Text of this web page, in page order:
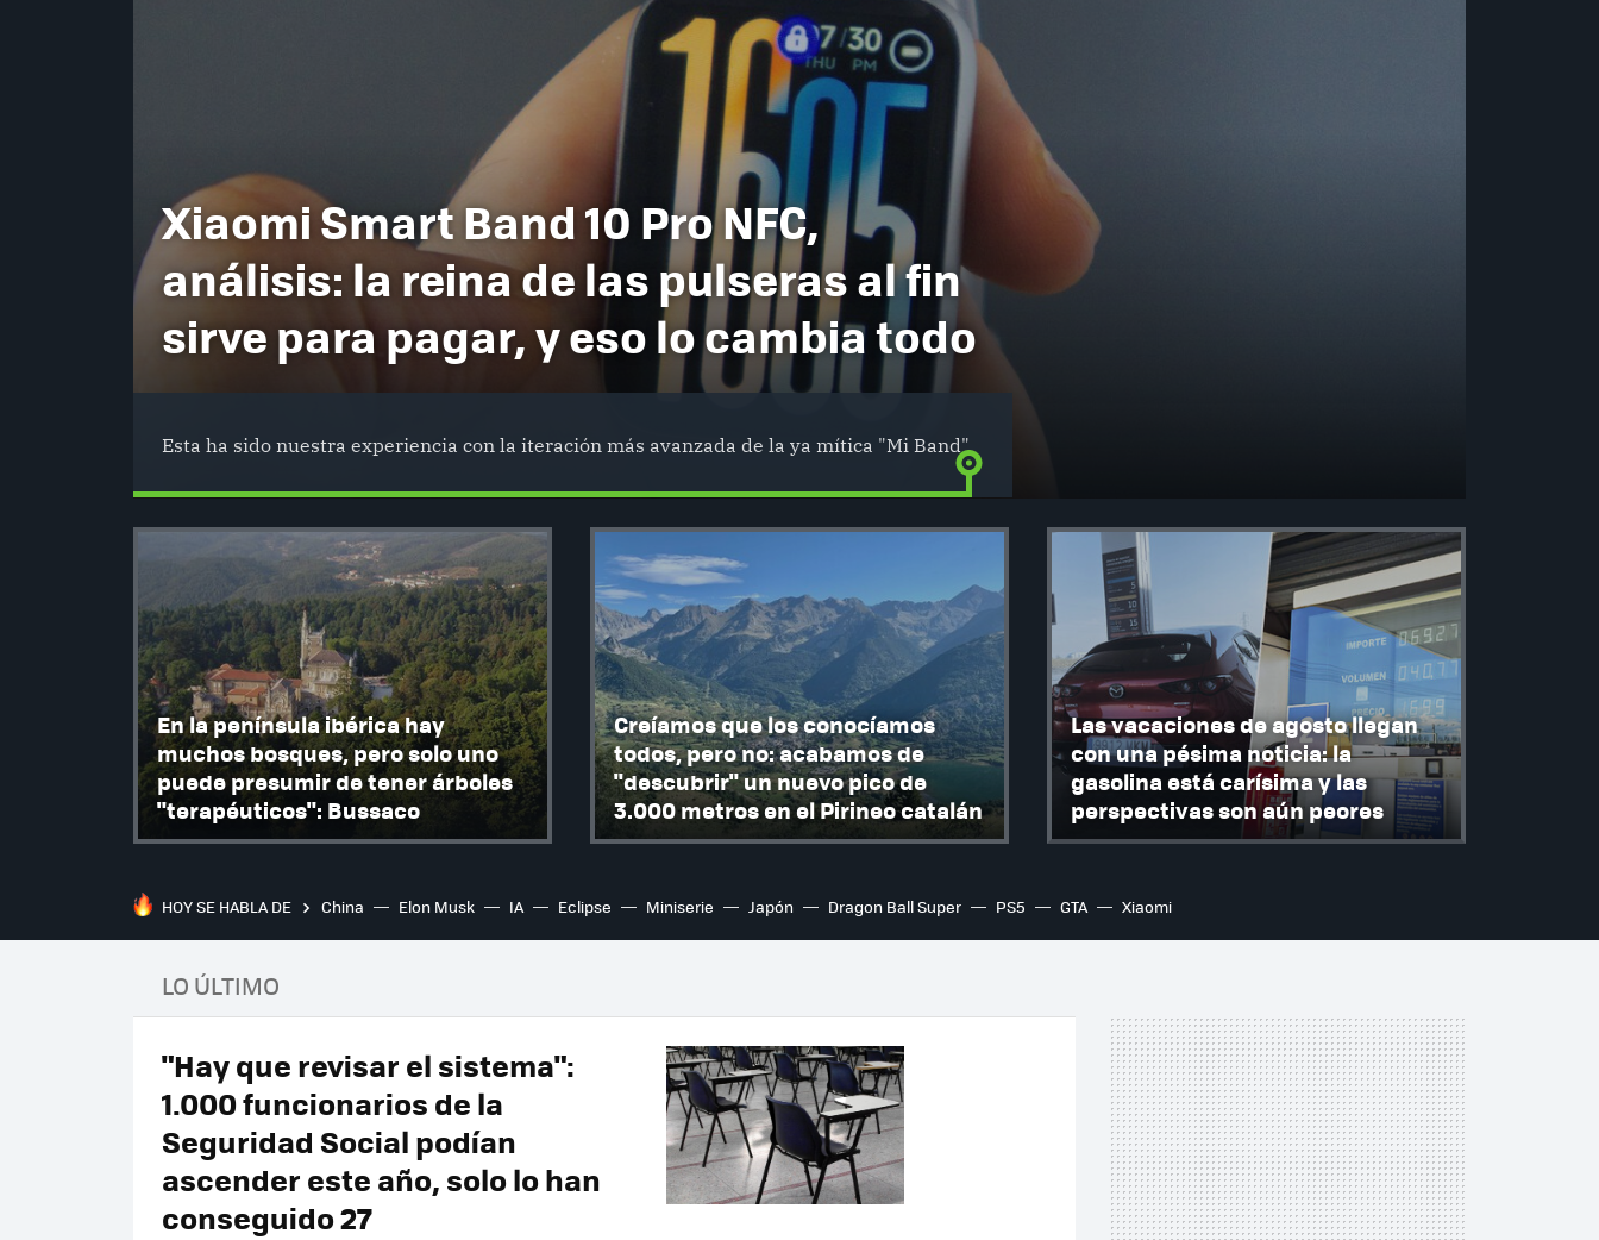
Xiaomi Smart Band 10 Pro NFC,
análisis: la reina de las pulseras al fin
sirve para pagar, y eso lo cambia todo
Esta ha sido nuestra experiencia con la iteración más avanzada de la ya mítica "Mi Band"
En la península ibérica hay
muchos bosques, pero solo uno
puede presumir de tener árboles
"terapéuticos": Bussaco
Creíamos que los conocíamos
todos, pero no: acabamos de
"descubrir" un nuevo pico de
3.000 metros en el Pirineo catalán
Las vacaciones de agosto llegan
con una pésima noticia: la
gasolina está carísima y las
perspectivas son aún peores
HOY SE HABLA DE China Elon Musk IA Eclipse Miniserie Japón Dragon Ball Super PS5 GTA Xiaomi
LO ÚLTIMO
"Hay que revisar el sistema":
1.000 funcionarios de la
Seguridad Social podían
ascender este año, solo lo han
conseguido 27